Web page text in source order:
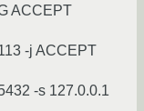
ACCEPT
-j ACCEPT
-s 127.0.0.1